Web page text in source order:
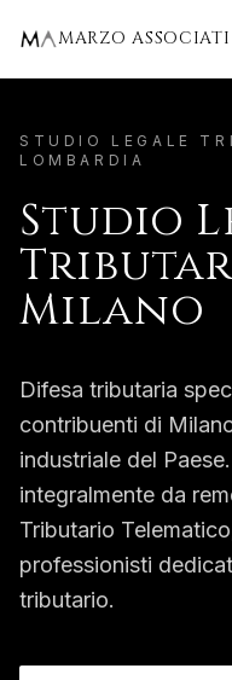
MARZO ASSOCIATI
Home Milano
STUDIO LEGALE
LOMBARDIA
Studio
Milano
Difesa tributaria
contribuenti di
industriale del Paese
integralmente da
Tributario
professionisti
tributario.